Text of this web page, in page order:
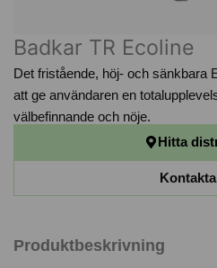
Badkar TR Ecoline
Det fristående, höj- och sänkbara
att ge användaren en
välbefinnande och nöje.
Hitta
Produktbeskrivning